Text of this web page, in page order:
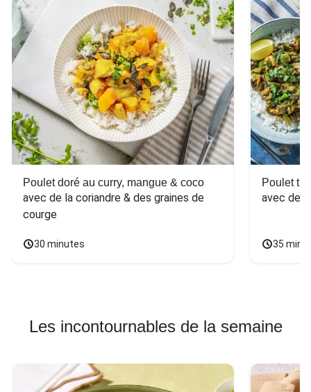
Poulet doré au curry, mangue & coco
avec de la coriandre & des graines de
courge
30 minutes
Poulet
avec des
35
Les incontournables de la semaine